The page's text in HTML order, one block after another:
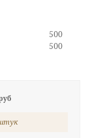
500
500